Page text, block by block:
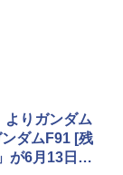
よりガンダム
ダムF91 [残
が6月13日に